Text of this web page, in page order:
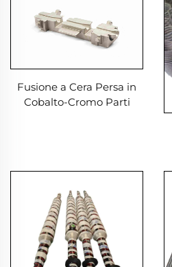
Fusione a Cera Persa in
Cobalto-Cromo Parti